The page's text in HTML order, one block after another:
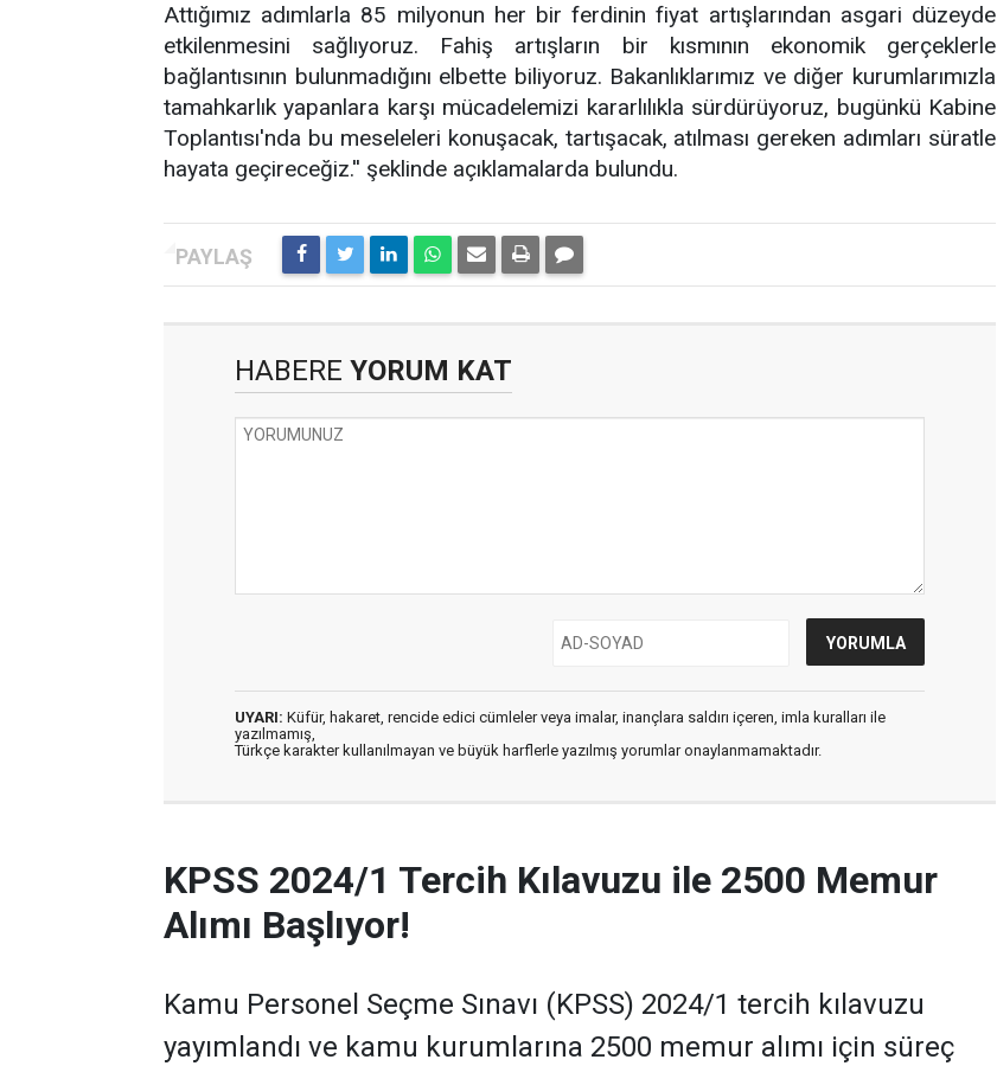
Attığımız adımlarla 85 milyonun her bir ferdinin fiyat artışlarından asgari düzeyde
etkilenmesini sağlıyoruz. Fahiş artışların bir kısmının ekonomik gerçeklerle
bağlantısının bulunmadığını elbette biliyoruz. Bakanlıklarımız ve diğer kurumlarımızla
tamahkarlık yapanlara karşı mücadelemizi kararlılıkla sürdürüyoruz, bugünkü Kabine
Toplantısı'nda bu meseleleri konuşacak, tartışacak, atılması gereken adımları süratle
hayata geçireceğiz.'' şeklinde açıklamalarda bulundu.
HABERE YORUM KAT
UYARI: Küfür, hakaret, rencide edici cümleler veya imalar, inançlara saldırı içeren, imla kuralları ile
yazılmamış,
Türkçe karakter kullanılmayan ve büyük harflerle yazılmış yorumlar onaylanmamaktadır.
KPSS 2024/1 Tercih Kılavuzu ile 2500 Memur
Alımı Başlıyor!
Kamu Personel Seçme Sınavı (KPSS) 2024/1 tercih kılavuzu
yayımlandı ve kamu kurumlarına 2500 memur alımı için süreç